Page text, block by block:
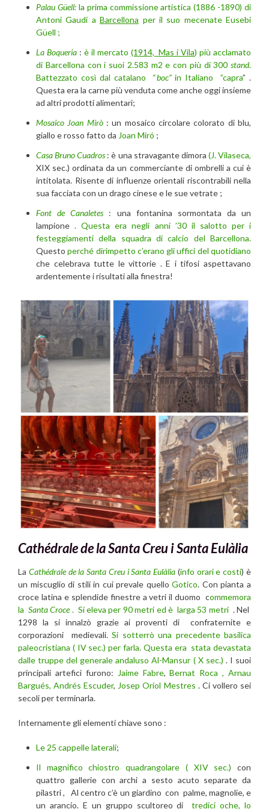
Palau Güell: la prima commissione artistica (1886 -1890) di
Antoni Gaudí aBarcellona per il suo mecenate Eusebi
Güell ;
La Boqueria: è il mercato (1914, Mas i Vila) più acclamato
di Barcellona con i suoi 2.583 m2 e con più di 300 stand.
Battezzato così dal catalano “boc”in Italiano ”capra” .
Questa era la carne più venduta come anche oggi insieme
ad altri prodotti alimentari;
Mosaico Joan Mirò: un mosaico circolare colorato di blu,
giallo e rosso fatto da Joan Miró ;
Casa Bruno Cuadros: è una stravagante dimora (J. Vilaseca,
XIX sec.) ordinata da un commerciante di ombrelli a cui è
intitolata. Risente di influenze orientali riscontrabili nella
sua facciata con un drago cinese e le sue vetrate ;
Font de Canaletes: una fontanina sormontata da un
lampione. Questa era negli anni ’30 il salotto per i
festeggiamenti della squadra di calcio del Barcellona.
Questoperché dirimpetto c’erano gli uffici del quotidiano
che celebrava tutte le vittorie . E i tifosi aspettavano
ardentemente i risultati alla finestra!
Cathédrale de la Santa Creu i Santa Eulàlia
La Cathédrale de la Santa Creu i Santa Eulàlia (info orari e costi) è
un miscuglio di stili in cui prevale quello Gotico. Con pianta a
croce latina e splendide finestre a vetri il duomo commemora
la Santa Croce. Si eleva per 90 metri ed è larga 53 metri . Nel
1298 la si innalzò grazie ai proventi di confraternite e
corporazioni medievali.Si sotterrò una precedente basilica
paleocristiana ( IV sec.) per farla. Questa era stata devastata
dalle truppe del generale andaluso Al-Mansur ( X sec.) . I suoi
principali artefici furono: Jaime Fabre,Bernat Roca , Arnau
Bargués, Andrés Escuder, Josep Oriol Mestres . Ci vollero sei
secoli per terminarla.
Internamente gli elementi chiave sono :
Le 25 cappelle laterali;
Il magnifico chiostro quadrangolare ( XIV sec.) con
quattro gallerie con archi a sesto acuto separate da
pilastri , Al centro c’è un giardino con palme, magnolie, e
un arancio. E un gruppo scultoreo ditredici oche, lo